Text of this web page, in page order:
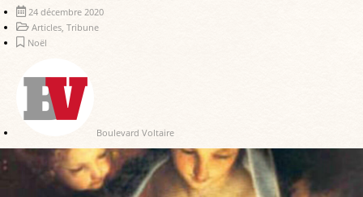
24 décembre 2020
Articles Tribune
Noël
Boulevard Voltaire